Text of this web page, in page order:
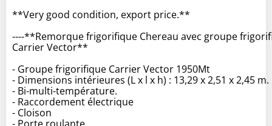
**Very good condition, export price.**
----**Remorque frigorifique Chereau avec groupe
Carrier Vector**
- Groupe frigorifique Carrier Vector 1950Mt
- Dimensions intérieures (L x l x h) : 13,29 x 2,51 x 2,45 m.
- Bi-multi-température.
- Raccordement électrique
- Cloison